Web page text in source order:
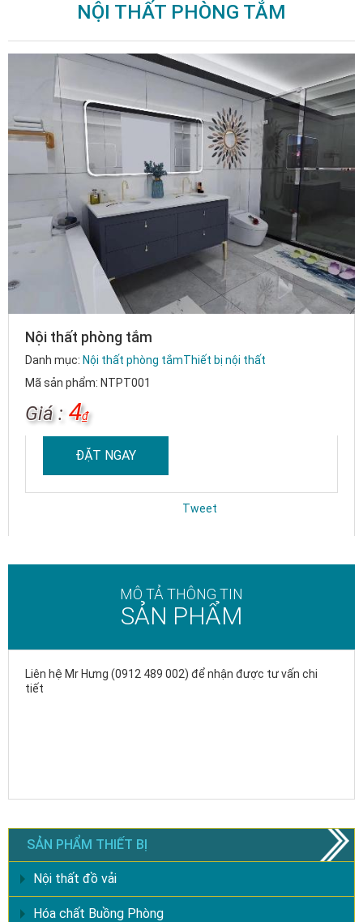
NỘI THẤT PHÒNG TẮM
Nội thất phòng tắm
Danh mục: Nội thất phòng tắmThiết bị nội thất
Mã sản phẩm: NTPT001
Giá : 4₫
ĐẶT NGAY
Tweet
MÔ TẢ THÔNG TIN
SẢN PHẨM
Liên hệ Mr Hưng (0912 489 002) để nhận được tư vấn chi
tiết
SẢN PHẨM THIẾT BỊ
Nội thất đồ vải
Hóa chất Buồng Phòng